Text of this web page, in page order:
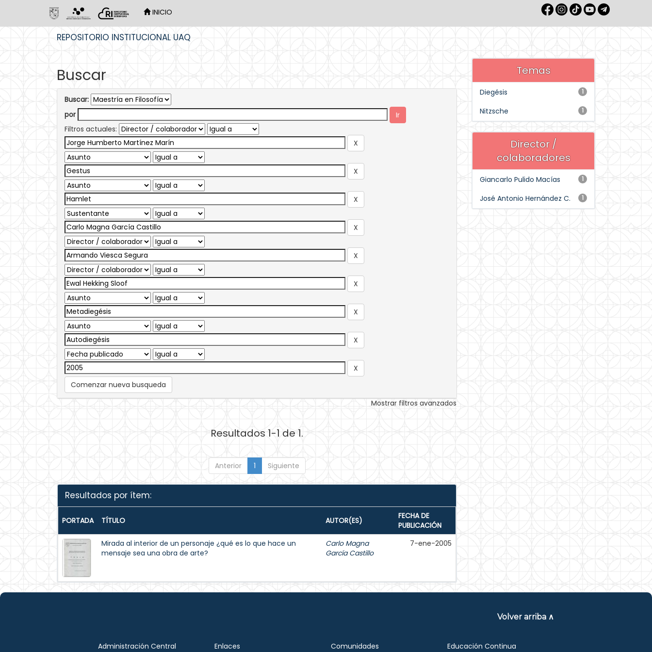
INICIO
REPOSITORIO INSTITUCIONAL UAQ
Buscar
Buscar:
por
Filtros actuales:
Comenzar nueva busqueda
Mostrar filtros avanzados
Resultados 1-1 de 1.
Anterior 1 Siguiente
Resultados por ítem:
PORTADA TÍTULO AUTOR(ES)
FECHA DE
PUBLICACIÓN
Mirada al interior de un personaje ¿qué es lo que hace un
mensaje sea una obra de arte?
Carlo Magna
García Castillo
7-ene-2005
Temas
1
Diegésis
1
Nitzsche
Director /
colaboradores
1
Giancarlo Pulido Macías
1
José Antonio Hernández C.
Volver arriba ∧
Administración Central Enlaces Comunidades Educación Continua